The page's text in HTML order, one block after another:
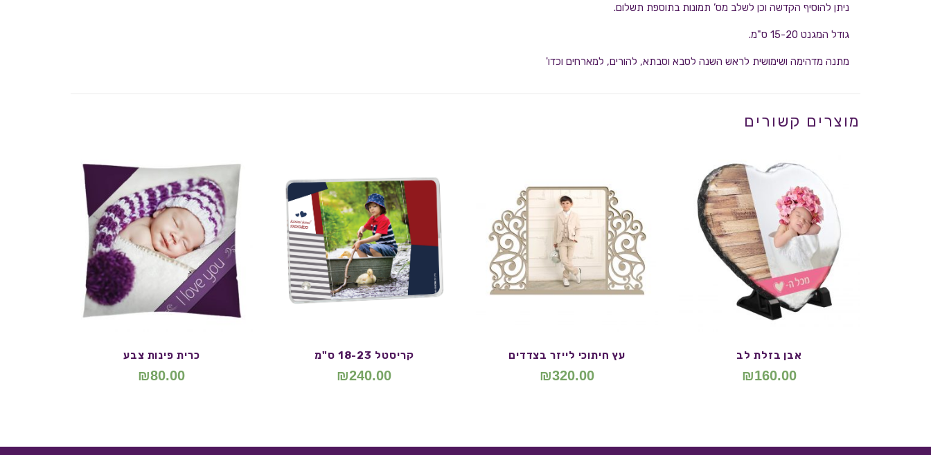
ניתן להוסיף הקדשה וכן לשלב מס’ תמונות בתוספת תשלום.
גודל המגנט 15-20 ס"מ.
מתנה מדהימה ושימושית לראש השנה לסבא וסבתא, להורים, למארחים וכדו'
מוצרים קשורים
אבן בזלת לב
₪160.00
עץ חיתוכי לייזר בצדדים
₪320.00
קריסטל 18-23 ס"מ
₪240.00
כרית פינות צבע
₪80.00